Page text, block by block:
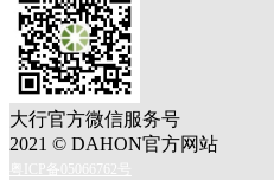
大行官方微信服务号
2021 © DAHON官方网站
粤ICP备05066762号